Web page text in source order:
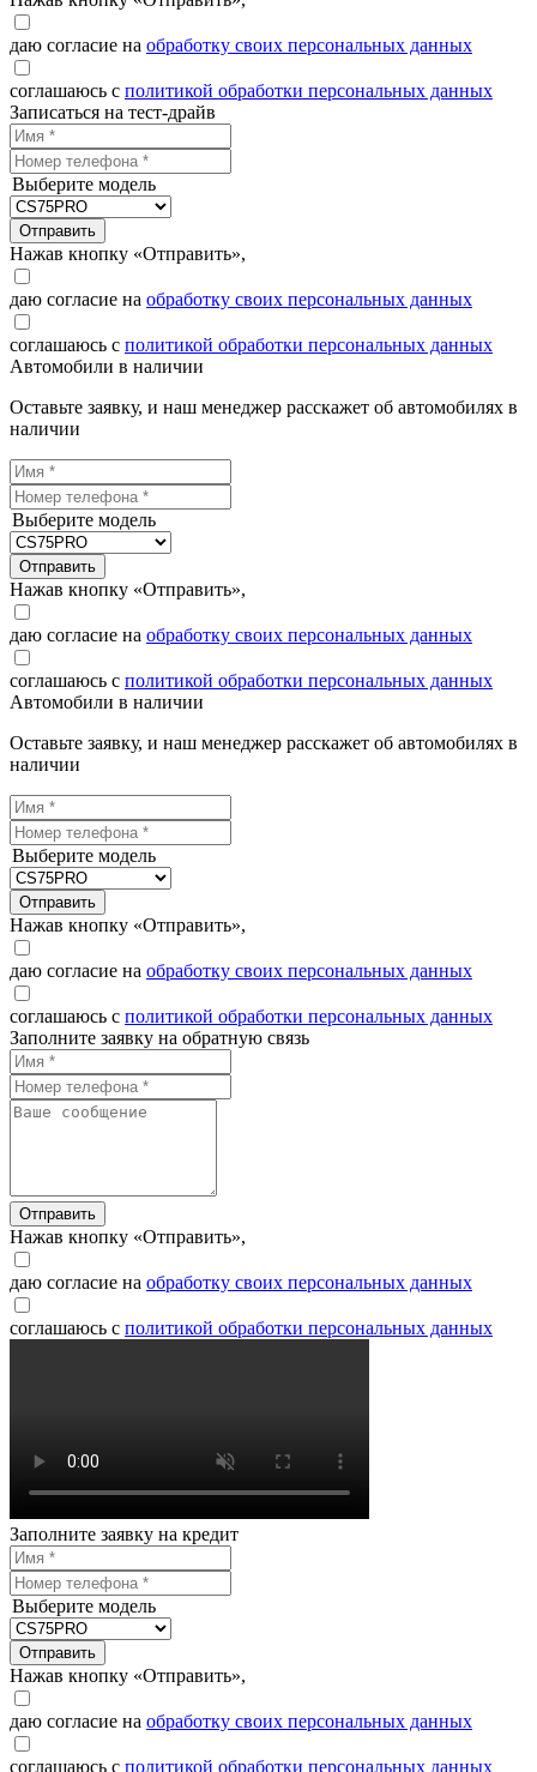
даю согласие на обработку своих персональных данных
соглашаюсь с политикой обработки персональных данных
Записаться на тест-драйв
Выберите модель
Отправить
Нажав кнопку «Отправить»,
даю согласие на обработку своих персональных данных
соглашаюсь с политикой обработки персональных данных
Автомобили в наличии
Оставьте заявку, и наш менеджер расскажет об автомобилях в
наличии
Выберите модель
Отправить
Нажав кнопку «Отправить»,
даю согласие на обработку своих персональных данных
соглашаюсь с политикой обработки персональных данных
Автомобили в наличии
Оставьте заявку, и наш менеджер расскажет об автомобилях в
наличии
Выберите модель
Отправить
Нажав кнопку «Отправить»,
даю согласие на обработку своих персональных данных
соглашаюсь с политикой обработки персональных данных
Заполните заявку на обратную связь
Отправить
Нажав кнопку «Отправить»,
даю согласие на обработку своих персональных данных
соглашаюсь с политикой обработки персональных данных
Заполните заявку на кредит
Выберите модель
Отправить
Нажав кнопку «Отправить»,
даю согласие на обработку своих персональных данных
соглашаюсь с политикой обработки персональных данных